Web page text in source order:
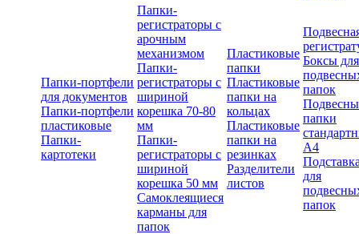
Папки-портфели
для документов
Папки-портфели
пластиковые
Папки-
картотеки
Папки-
регистраторы с
арочным
механизмом
Папки-
регистраторы с
шириной
корешка 70-80
мм
Папки-
регистраторы с
шириной
корешка 50 мм
Самоклеящиеся
карманы для
папок
Пластиковые
папки
Пластиковые
папки на
кольцах
Пластиковые
папки на
резинках
Разделители
листов
Боксы для
папок
папки
А4
для
папок